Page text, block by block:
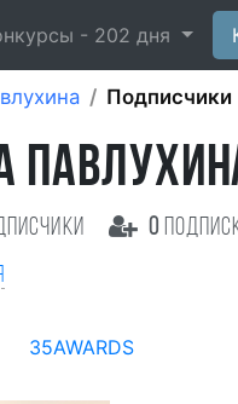
- 202 дня
Подписчики
0
35AWARDS